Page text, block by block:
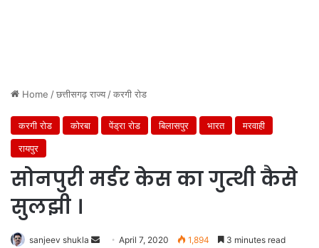
Home /छत्तीसगढ़ राज्य/करगी रोड
करगी रोड कोरबा पेंड्रा रोड बिलासपुर भारत
मरवाही
रायपुर
सोनपुरी मर्डर केस का गुत्थी कैसे
सुलझी ।
sanjeev shukla
SendApril 7, 2020 1,894 3 minutes read